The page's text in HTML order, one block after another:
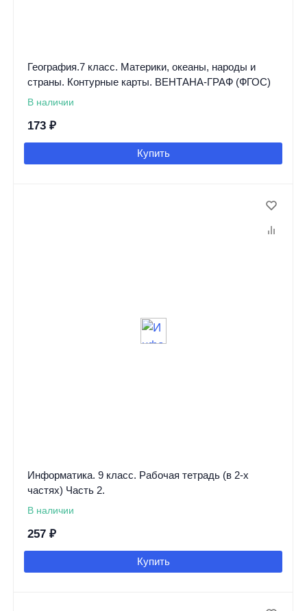
География.7 класс. Материки, океаны, народы и
страны. Контурные карты. ВЕНТАНА-ГРАФ (ФГОС)
В наличии
173 ₽
Купить
Информатика. 9 класс. Рабочая тетрадь (в 2-х
частях) Часть 2.
В наличии
257 ₽
Купить